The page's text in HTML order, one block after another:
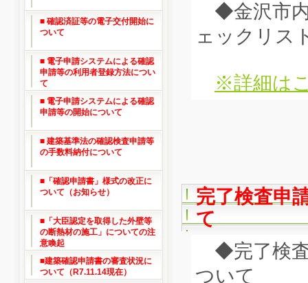
◆金沢市内
ェックリス
※詳細は
完了検査申
て
◆完了検査
ついて
■ 確認済証等の電子交付開始に
ついて
■ 電子申請システムによる確認
申請等の利用者登録方法につい
て
■ 電子申請システムによる確認
申請等の開始について
■ 建築基準法の確認検査申請等
の手数料納付について
■「確認申請書」様式の改正に
ついて（お知らせ）
■「大臣認定を取得した外壁等
の断熱材の施工」についての注
意喚起
■建築確認申請書の審査状況に
ついて（R7.11.14現在）